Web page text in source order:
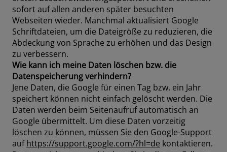
sofort auf allen anderen später besuchten
Webseiten wieder. Manchmal aktualisiert Google
Schriftdateien, um die Dateigröße zu reduzieren, die
Abdeckung von Sprache zu erhöhen und das Design
zu verbessern.
Wie kann ich meine Daten löschen bzw. die
Datenspeicherung verhindern?
Jene Daten, die Google für einen Tag bzw. ein Jahr
speichert können nicht einfach gelöscht werden. Die
Daten werden beim Seitenaufruf automatisch an
Google übermittelt. Um diese Daten vorzeitig
löschen zu können, müssen Sie den Google-Support
aufhttps://support.google.com/?hl=de kontaktieren.